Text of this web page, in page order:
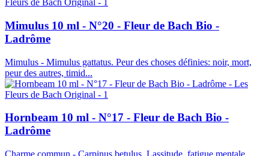
Mimulus 10 ml - N°20 - Fleur de Bach Bio -
Ladrôme
Mimulus - Mimulus gattatus. Peur des choses définies: noir, mort,
peur des autres, timid...
Hornbeam 10 ml - N°17 - Fleur de Bach Bio -
Ladrôme
Charme commun - Carpinus betulus. Lassitude, fatigue mentale,